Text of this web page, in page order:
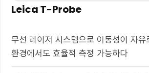
Leica T-Probe
무선 레이저 시스템으로 이동성이 자유
환경에서도 효율적 측정 가능하다